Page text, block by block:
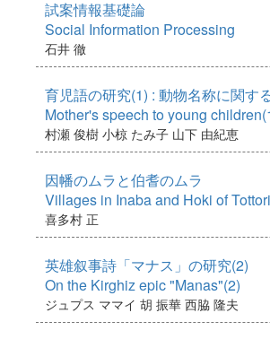
試案情報基礎論
Social Information Processing
石井 徹
育児語の研究(1) : 動物名称に関す
Mother's speech to young
村瀬 俊樹 小椋 たみ子 山下 由紀恵
因幡のムラと伯耆のムラ
Villages in Inaba and Hoki of Tottori
喜多村 正
英雄叙事詩「マナス」の研究(2)
On the Kirghiz epic "Manas"(2)
ジュプス ママイ 胡 振華 西脇 隆夫